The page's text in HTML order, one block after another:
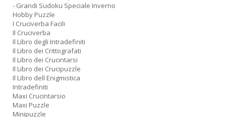
- Grandi Sudoku Speciale Inverno
Hobby Puzzle
I Cruciverba Facili
Il Cruciverba
Il Libro degli Intradefiniti
Il Libro dei Crittografati
Il Libro dei Crucintarsi
Il Libro dei Crucipuzzle
Il Libro dell Enigmistica
Intradefiniti
Maxi Crucintarsio
Maxi Puzzle
Minipuzzle